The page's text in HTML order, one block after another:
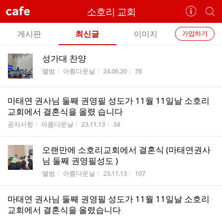
cafe 소호리 교회
카
페
정
보
개
별
카
페
카
페
메
뉴
가입하기
게시판 최신글 이미지
전
체
글
리
성가대 찬양
게시판명
앨범 작성자
아름다운날 작성시간
24.06.20 조회수
78
마태연 권사님 둘째 권영필 성도가 11월 11일날 소호리
교회에서 결혼식을 올렸 습니다
게시판명
공지사항 작성자
아름다운날 작성시간
23.11.13 조회수
34
오랜만에 소호리교회에서 결혼식 (마태연권사
님 둘째 권영필성도 )
게시판명
앨범 작성자
아름다운날 작성시간
23.11.13 조회수
107
마태연 권사님 둘째 권영필 성도가 11월 11일날 소호리
교회에서 결혼식을 올렸습니다